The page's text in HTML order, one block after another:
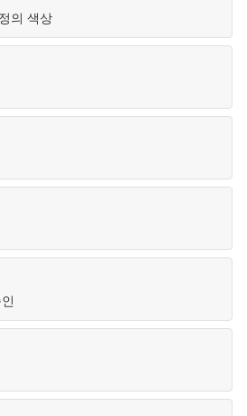
의 색상